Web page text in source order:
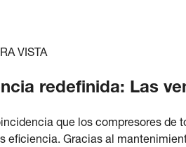
VISTA
redefinida: Las
que los compresores de
eficiencia. Gracias al